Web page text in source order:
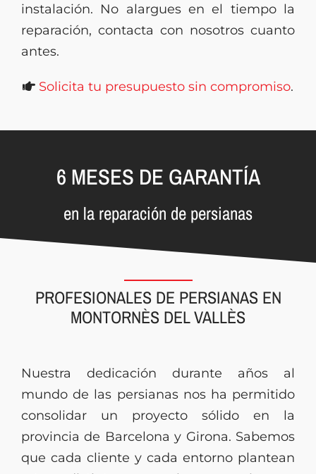
instalación. No alargues en el tiempo la
reparación, contacta con nosotros cuanto
antes.
Solicita tu presupuesto sin compromiso.
6 MESES DE GARANTÍA
en la reparación de persianas
PROFESIONALES DE PERSIANAS EN
MONTORNÈS DEL VALLÈS
Nuestra dedicación durante años al
mundo de las persianas nos ha permitido
consolidar un proyecto sólido en la
provincia de Barcelona y Girona. Sabemos
que cada cliente y cada entorno plantean